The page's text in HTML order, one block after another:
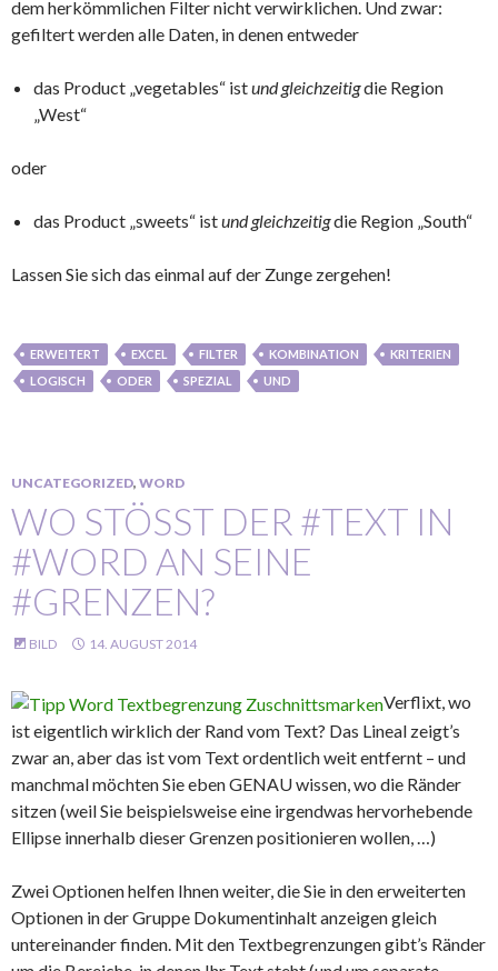
dem herkömmlichen Filter nicht verwirklichen. Und zwar:
gefiltert werden alle Daten, in denen entweder
das Product „vegetables“ istund gleichzeitigdie Region
„West“
oder
das Product „sweets“ istund gleichzeitigdie Region „South“
Lassen Sie sich das einmal auf der Zunge zergehen!
ERWEITERT EXCEL FILTER KOMBINATION
KRITERIEN
LOGISCH
ODER SPEZIAL UND
UNCATEGORIZED, WORD
WO STÖSST DER #TEXT IN #
WORD AN SEINE #
GRENZEN?
BILD 14. AUGUST 2014
Verflixt, wo
ist eigentlich wirklich der Rand vom Text? Das Lineal zeigt’s
zwar an, aber das ist vom Text ordentlich weit entfernt – und
manchmal möchten Sie eben GENAU wissen, wo die Ränder
sitzen (weil Sie beispielsweise eine irgendwas hervorhebende
Ellipse innerhalb dieser Grenzen positionieren wollen, …)
Zwei Optionen helfen Ihnen weiter, die Sie in den erweiterten
Optionen in der Gruppe Dokumentinhalt anzeigen gleich
untereinander finden. Mit den Textbegrenzungen gibt’s Ränder